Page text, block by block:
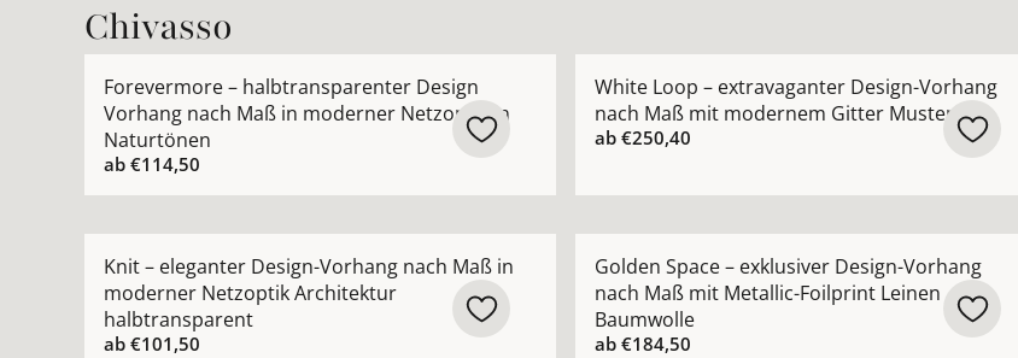
Chivasso
Forevermore – halbtransparenter Design
Vorhang nach Maß in moderner Netzoptik in
Naturtönen
ab €114,50
White Loop – extravaganter Design-Vorhang
nach Maß mit modernem Gitter Muster
ab €250,40
Knit – eleganter Design-Vorhang nach Maß in
moderner Netzoptik Architektur
halbtransparent
ab €101,50
Golden Space – exklusiver Design-Vorhang
nach Maß mit Metallic-Foilprint Leinen
Baumwolle
ab €184,50